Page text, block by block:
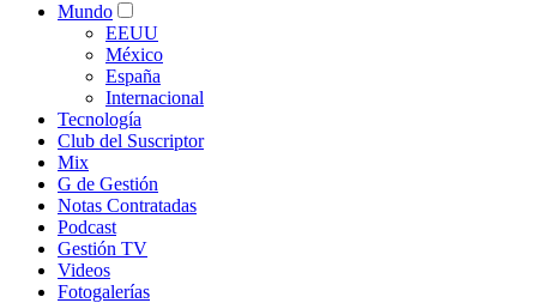
Mundo
EEUU
México
España
Internacional
Tecnología
Club del Suscriptor
Mix
G de Gestión
Notas Contratadas
Podcast
Gestión TV
Videos
Fotogalerías